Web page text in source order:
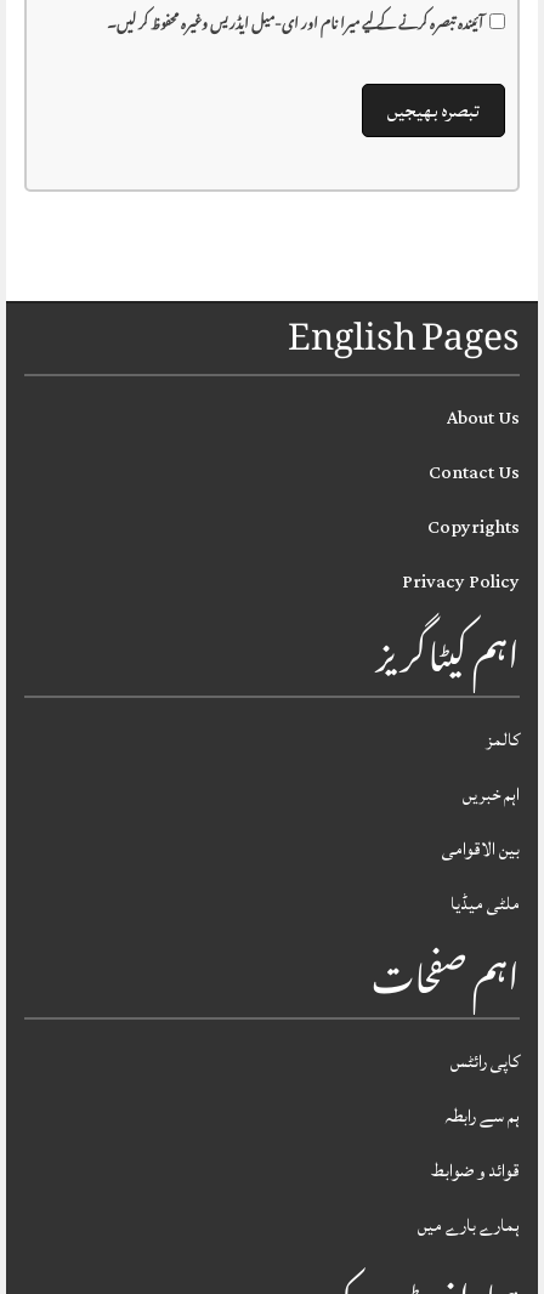
آئیندہ تبصرہ کرنے کے لیے میرا نام اور ای-میل ایڈریس وغیرہ محفوظ کر لیں۔
English Pages
About Us
Contact Us
Copyrights
Privacy Policy
اہم کیٹاگریز
کالمز
اہم خبریں
بین الاقوامی
ملٹی میڈیا
اہم صفحات
کاپی رائٹس
ہم سے رابطہ
قوائد و ضوابط
ہمارے بارے میں